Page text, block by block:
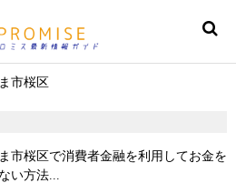
市桜区
市桜区で消費者金融を利用してお金を
い方法...